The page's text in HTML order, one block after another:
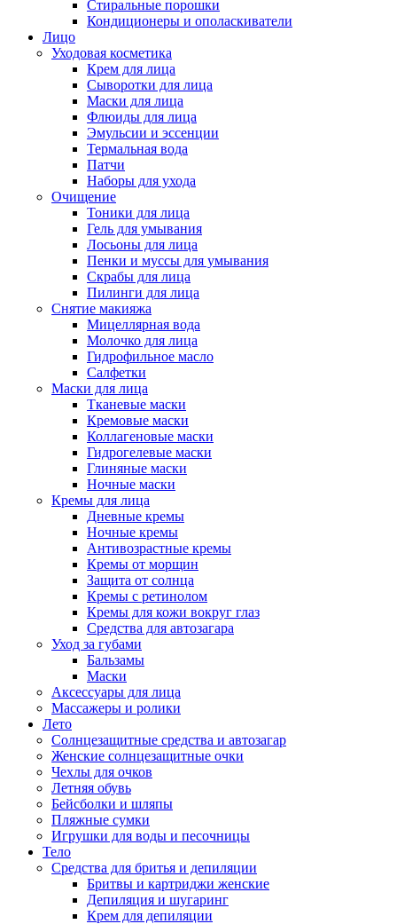
Стиральные порошки
Кондиционеры и ополаскиватели
Лицо
Уходовая косметика
Крем для лица
Сыворотки для лица
Маски для лица
Флюиды для лица
Эмульсии и эссенции
Термальная вода
Патчи
Наборы для ухода
Очищение
Тоники для лица
Гель для умывания
Лосьоны для лица
Пенки и муссы для умывания
Скрабы для лица
Пилинги для лица
Снятие макияжа
Мицеллярная вода
Молочко для лица
Гидрофильное масло
Салфетки
Маски для лица
Тканевые маски
Кремовые маски
Коллагеновые маски
Гидрогелевые маски
Глиняные маски
Ночные маски
Кремы для лица
Дневные кремы
Ночные кремы
Антивозрастные кремы
Кремы от морщин
Защита от солнца
Кремы с ретинолом
Кремы для кожи вокруг глаз
Средства для автозагара
Уход за губами
Бальзамы
Маски
Аксессуары для лица
Массажеры и ролики
Лето
Солнцезащитные средства и автозагар
Женские солнцезащитные очки
Чехлы для очков
Летняя обувь
Бейсболки и шляпы
Пляжные сумки
Игрушки для воды и песочницы
Тело
Средства для бритья и депиляции
Бритвы и картриджи женские
Депиляция и шугаринг
Крем для депиляции